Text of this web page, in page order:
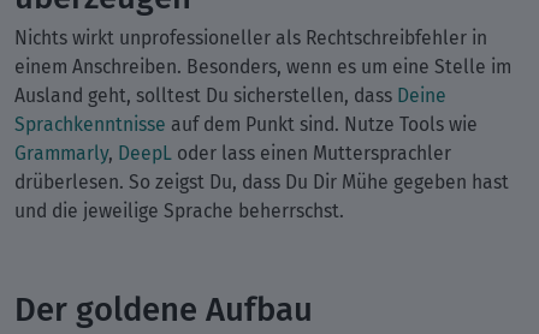
Nichts wirkt unprofessioneller als Rechtschreibfehler in
einem Anschreiben. Besonders, wenn es um eine Stelle im
Ausland geht, solltest Du sicherstellen, dass Deine
Sprachkenntnisse auf dem Punkt sind. Nutze Tools wie
Grammarly, DeepL oder lass einen Muttersprachler
drüberlesen. So zeigst Du, dass Du Dir Mühe gegeben hast
und die jeweilige Sprache beherrschst.
Der goldene Aufbau